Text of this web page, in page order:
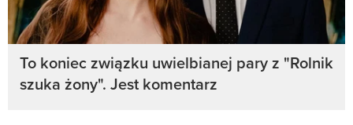
To koniec związku uwielbianej pary z "Rolnik
szuka żony". Jest komentarz